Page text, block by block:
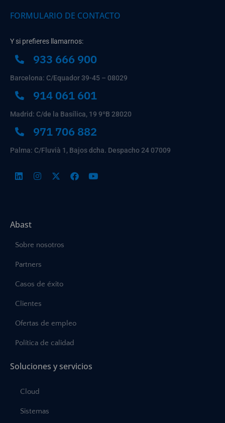
FORMULARIO DE CONTACTO
Y si prefieres llamarnos:
933 666 900
Barcelona: C/Equador 39-45 – 08029
914 061 601
Madrid: C/de la Basílica, 19 9ºB 28020
971 706 882
Palma: C/Fluvià 1, Bajos dcha. Despacho 24 07009
Abast
Sobre nosotros
Partners
Casos de éxito
Clientes
Ofertas de empleo
Política de calidad
Soluciones y servicios
Cloud
Sistemas